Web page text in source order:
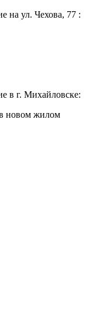
на ул. Чехова, 77 :
в г. Михайловске:
новом жилом